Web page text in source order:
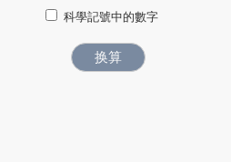
科學記號中的數字